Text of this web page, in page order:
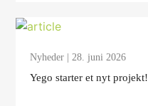
Nyheder | 28. juni 2026
Yego starter et nyt projekt!